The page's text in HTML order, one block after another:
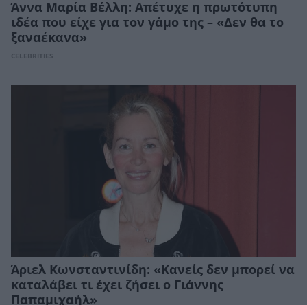
Άννα Μαρία Βέλλη: Απέτυχε η πρωτότυπη
ιδέα που είχε για τον γάμο της – «Δεν θα το
ξαναέκανα»
CELEBRITIES
Άριελ Κωνσταντινίδη: «Κανείς δεν μπορεί να
καταλάβει τι έχει ζήσει ο Γιάννης
Παπαμιχαήλ»